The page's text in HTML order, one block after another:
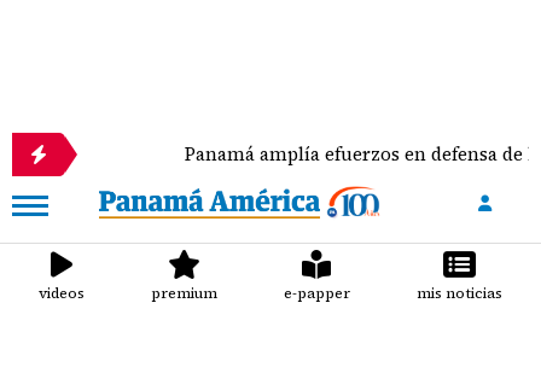
Panamá amplía efuerzos en defensa de
videos premium e-papper mis noticias